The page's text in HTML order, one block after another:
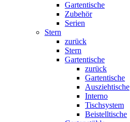
Gartentische
Zubehör
Serien
Stern
zurück
Stern
Gartentische
zurück
Gartentische
Ausziehtische
Interno
Tischsystem
Beistelltische